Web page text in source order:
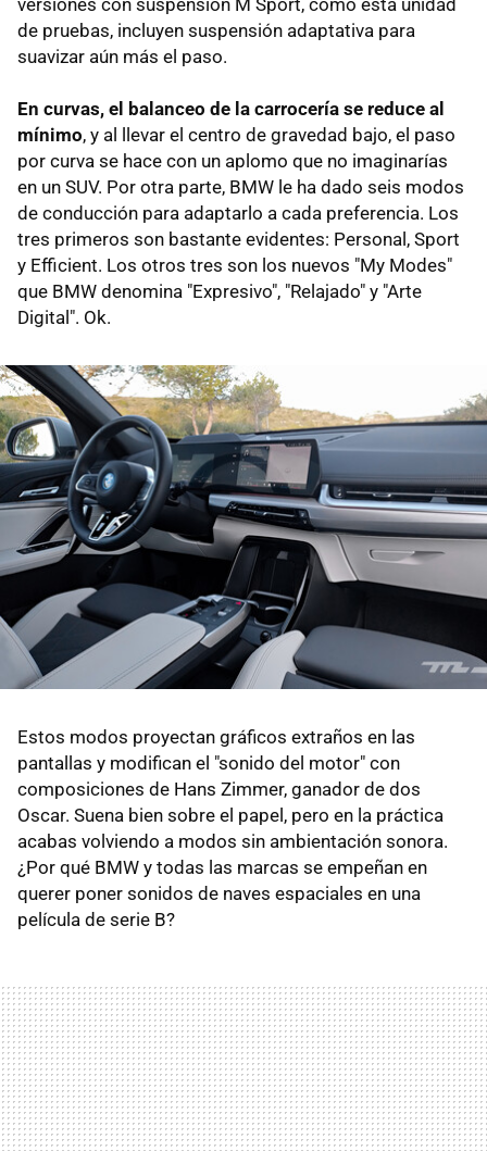
de pruebas, incluyen suspensión adaptativa para
suavizar aún más el paso.
En curvas, el balanceo de la carrocería se reduce al
mínimo, y al llevar el centro de gravedad bajo, el paso
por curva se hace con un aplomo que no imaginarías
en un SUV. Por otra parte, BMW le ha dado seis modos
de conducción para adaptarlo a cada preferencia. Los
tres primeros son bastante evidentes: Personal, Sport
y Efficient. Los otros tres son los nuevos "My Modes"
que BMW denomina "Expresivo", "Relajado" y "Arte
Digital". Ok.
Estos modos proyectan gráficos extraños en las
pantallas y modifican el "sonido del motor" con
composiciones de Hans Zimmer, ganador de dos
Oscar. Suena bien sobre el papel, pero en la práctica
acabas volviendo a modos sin ambientación sonora.
¿Por qué BMW y todas las marcas se empeñan en
querer poner sonidos de naves espaciales en una
película de serie B?